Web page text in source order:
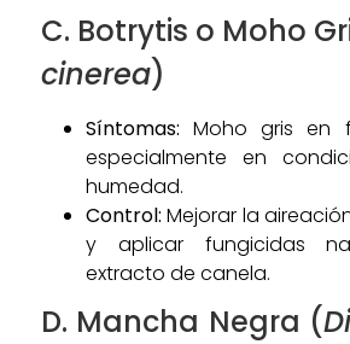
C. Botrytis o Moho
cinerea)
Síntomas: Moho gris en
especialmente en
humedad.
Control: Mejorar la
y aplicar fungicidas
extracto de canela.
D. Mancha Negra (